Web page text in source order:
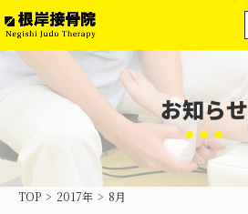
お知らせ
ホーム
保険診療
TOP > 2017年 > 8月